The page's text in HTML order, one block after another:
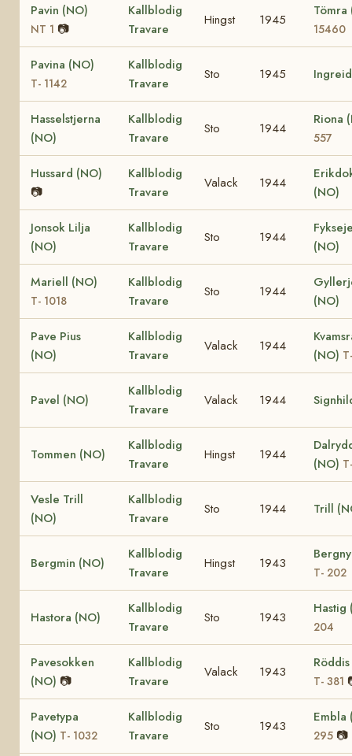
Pavin (NO)
NT 1 📷
Kallblodig
Travare
Hingst 1945
15460
Pavina (NO)
T- 1142
Kallblodig
Travare
Sto 1945
Hasselstjerna
(NO)
Kallblodig
Travare
Sto 1944
Riona
557
Hussard (NO)
📷
Kallblodig
Travare
Valack 1944
(NO)
Jonsok Lilja
(NO)
Kallblodig
Travare
Sto 1944
(NO)
Mariell (NO)
T- 1018
Kallblodig
Travare
Sto 1944
(NO)
Pave Pius
(NO)
Kallblodig
Travare
Valack 1944
(NO)
Pavel (NO)
Kallblodig
Travare
Valack 1944
Tommen (NO)
Kallblodig
Travare
Hingst 1944
(NO)
Vesle Trill
(NO)
Kallblodig
Travare
Sto 1944 Trill
Bergmin (NO)
Kallblodig
Travare
Hingst 1943
T- 202
Hastora (NO)
Kallblodig
Travare
Sto 1943
204
Pavesokken
(NO) 📷
Kallblodig
Travare
Valack 1943
T- 381
Pavetypa
(NO) T- 1032
Kallblodig
Travare
Sto 1943
295 📷